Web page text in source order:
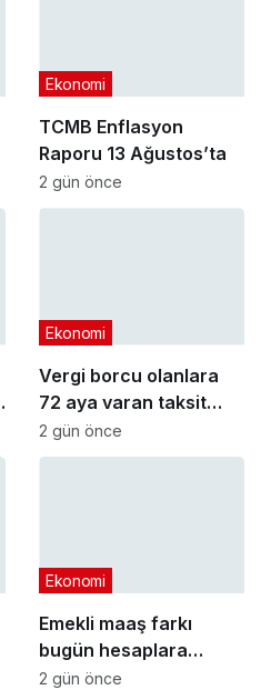
TCMB Enflasyon
Raporu 13 Ağustos’ta
Ekonomi
2 gün önce
Vergi borcu olanlara
72 aya varan taksit
fırsatı
Ekonomi
2 gün önce
Emekli maaş farkı
bugün hesaplara
yatıyor
Ekonomi
2 gün önce